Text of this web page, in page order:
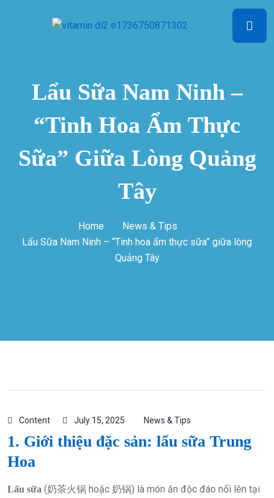
Lẩu Sữa Nam Ninh –
“Tinh Hoa Ẩm Thực
Sữa” Giữa Lòng Quảng
Tây
Home
News & Tips
Lẩu Sữa Nam Ninh – “Tinh hoa ẩm thực sữa” giữa lòng
Quảng Tây
Content July 15, 2025 News & Tips
1. Giới thiệu đặc sản: lẩu sữa Trung
Hoa
Lẩu sữa (奶茶火锅 hoặc 奶锅) là món ăn độc đáo nổi lên tại